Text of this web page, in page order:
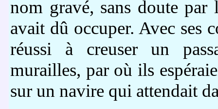
nom gravé, sans doute
avait dû occuper. Avec ses
réussi à creuser un
murailles, par où ils
sur un navire qui attendait